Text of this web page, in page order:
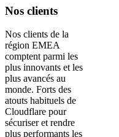
Nos clients
Nos clients de la
région EMEA
comptent parmi les
plus innovants et les
plus avancés au
monde. Forts des
atouts habituels de
Cloudflare pour
sécuriser et rendre
plus performants les